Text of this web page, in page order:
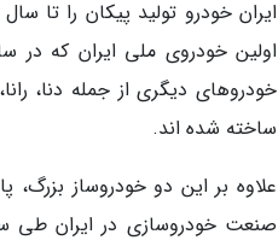
خودروهای دیگری از جمله دنا،
ساخته شده اند.
علاوه بر این دو خودروساز
صنعت خودروسازی در ایران طی